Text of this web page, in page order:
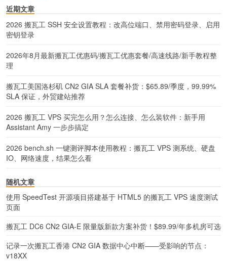
近期文章
2026 搬瓦工 SSH 安全设置教程：改高位端口、禁用密码登录、启用
密钥登录
2026年8月最新搬瓦工优惠码/搬瓦工优惠套餐/高速线路/新手教程整
理
搬瓦工美国洛杉矶 CN2 GIA SLA 套餐补货：$65.89/季度，99.99%
SLA 保证，外贸建站推荐
2026 搬瓦工 VPS 买完怎么用？怎么连接、怎么装软件：新手用
Assistant Amy 一步步搞定
2026 bench.sh 一键测评脚本使用教程：搬瓦工 VPS 测系统、硬盘
IO、网络速度，结果怎么看
随机文章
使用 SpeedTest 开源项目搭建基于 HTML5 的搬瓦工 VPS 速度测试
页面
搬瓦工 DC6 CN2 GIA-E 限量版新款方案补货！$89.99/年多机房可选
记录一次搬瓦工香港 CN2 GIA 数据中心中断——受影响的节点：
v18XX